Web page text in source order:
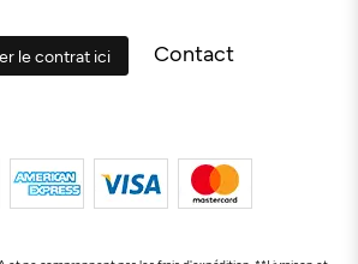
le contrat ici Contact